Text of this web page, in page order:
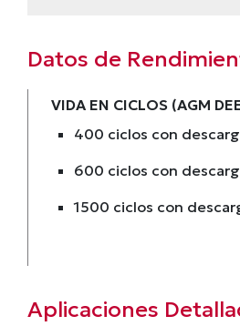
Datos de
VIDA EN CICLOS (AGM
400 ciclos con
600 ciclos con
1500 ciclos con
Aplicaciones